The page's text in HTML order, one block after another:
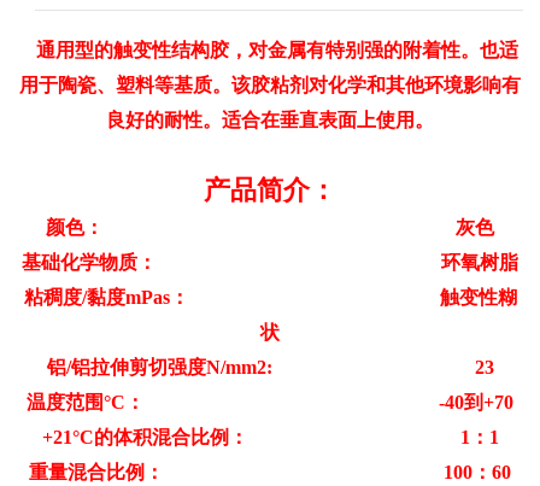
通用型的触变性结构胶，对金属有特别强的附着性。也适
用于陶瓷、塑料等基质。该胶粘剂对化学和其他环境影响有
良好的耐性。适合在垂直表面上使用。
产品简介：
颜色： 灰色
基础化学物质： 环氧树脂
粘稠度/黏度mPas： 触变性糊
状
铝/铝拉伸剪切强度N/mm2: 23
温度范围°C： -40到+70
+21°C的体积混合比例： 1：1
重量混合比例： 100：60